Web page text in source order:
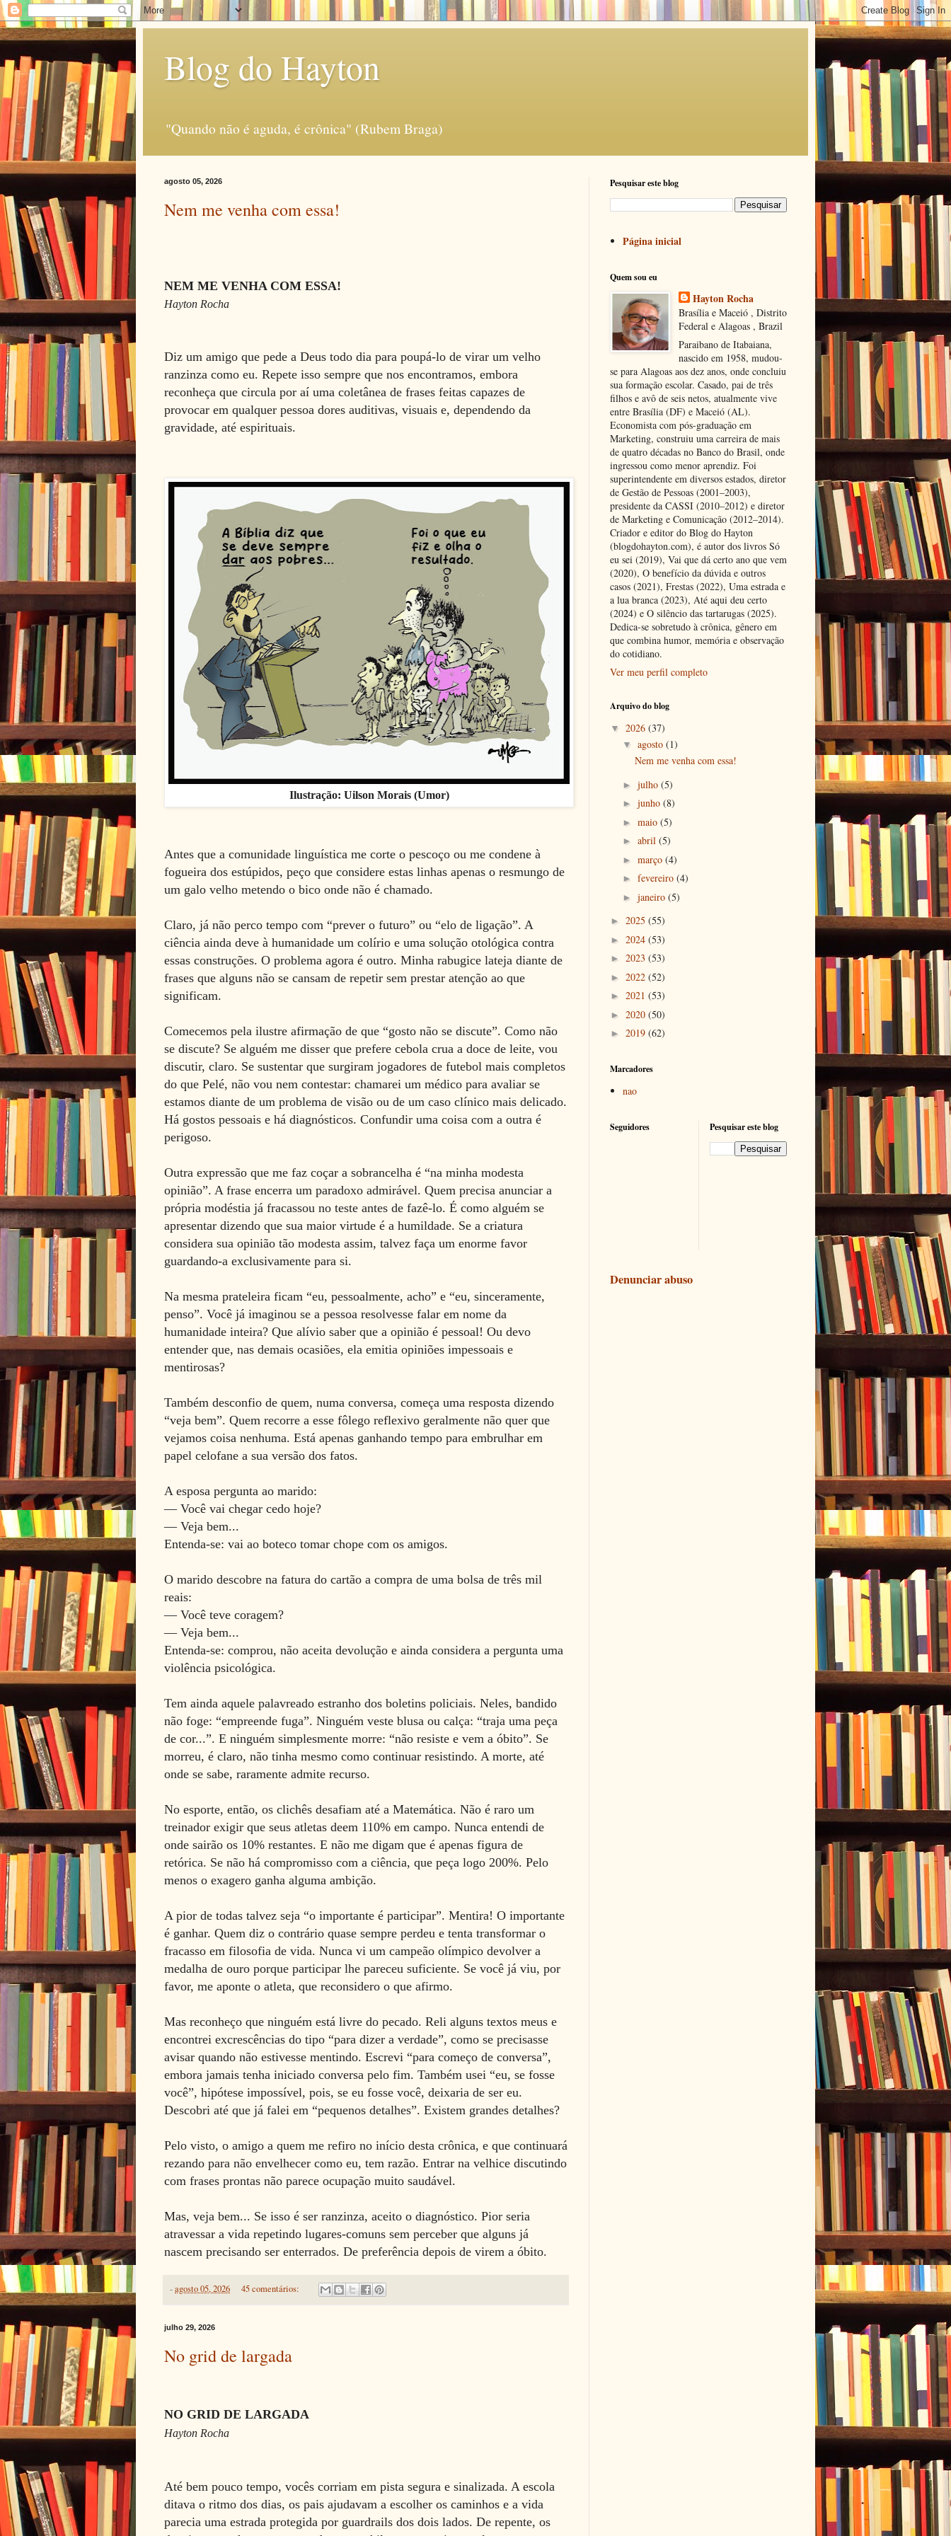
Blog do Hayton
"Quando não é aguda, é crônica" (Rubem Braga)
agosto 05, 2026
Nem me venha com essa!
NEM ME VENHA COM ESSA!
Hayton Rocha
Diz um amigo que pede a Deus todo dia para poupá-lo de virar um velho
ranzinza como eu. Repete isso sempre que nos encontramos, embora
reconheça que circula por aí uma coletânea de frases feitas capazes de
provocar em qualquer pessoa dores auditivas, visuais e, dependendo da
gravidade, até espirituais.
Ilustração: Uilson Morais (Umor)
Antes que a comunidade linguística me corte o pescoço ou me condene à
fogueira dos estúpidos, peço que considere estas linhas apenas o resmungo de
um galo velho metendo o bico onde não é chamado.
Claro, já não perco tempo com “prever o futuro” ou “elo de ligação”. A
ciência ainda deve à humanidade um colírio e uma solução otológica contra
essas construções. O problema agora é outro. Minha rabugice lateja diante de
frases que alguns não se cansam de repetir sem prestar atenção ao que
significam.
Comecemos pela ilustre afirmação de que “gosto não se discute”. Como não
se discute? Se alguém me disser que prefere cebola crua a doce de leite, vou
discutir, claro. Se sustentar que surgiram jogadores de futebol mais completos
do que Pelé, não vou nem contestar: chamarei um médico para avaliar se
estamos diante de um problema de visão ou de um caso clínico mais delicado.
Há gostos pessoais e há diagnósticos. Confundir uma coisa com a outra é
perigoso.
Outra expressão que me faz coçar a sobrancelha é “na minha modesta
opinião”. A frase encerra um paradoxo admirável. Quem precisa anunciar a
própria modéstia já fracassou no teste antes de fazê-lo. É como alguém se
apresentar dizendo que sua maior virtude é a humildade. Se a criatura
considera sua opinião tão modesta assim, talvez faça um enorme favor
guardando-a exclusivamente para si.
Na mesma prateleira ficam “eu, pessoalmente, acho” e “eu, sinceramente,
penso”. Você já imaginou se a pessoa resolvesse falar em nome da
humanidade inteira? Que alívio saber que a opinião é pessoal! Ou devo
entender que, nas demais ocasiões, ela emitia opiniões impessoais e
mentirosas?
Também desconfio de quem, numa conversa, começa uma resposta dizendo
“veja bem”. Quem recorre a esse fôlego reflexivo geralmente não quer que
vejamos coisa nenhuma. Está apenas ganhando tempo para embrulhar em
papel celofane a sua versão dos fatos.
A esposa pergunta ao marido:
— Você vai chegar cedo hoje?
— Veja bem...
Entenda-se: vai ao boteco tomar chope com os amigos.
O marido descobre na fatura do cartão a compra de uma bolsa de três mil
reais:
— Você teve coragem?
— Veja bem...
Entenda-se: comprou, não aceita devolução e ainda considera a pergunta uma
violência psicológica.
Tem ainda aquele palavreado estranho dos boletins policiais. Neles, bandido
não foge: “empreende fuga”. Ninguém veste blusa ou calça: “traja uma peça
de cor...”. E ninguém simplesmente morre: “não resiste e vem a óbito”. Se
morreu, é claro, não tinha mesmo como continuar resistindo. A morte, até
onde se sabe, raramente admite recurso.
No esporte, então, os clichês desafiam até a Matemática. Não é raro um
treinador exigir que seus atletas deem 110% em campo. Nunca entendi de
onde sairão os 10% restantes. E não me digam que é apenas figura de
retórica. Se não há compromisso com a ciência, que peça logo 200%. Pelo
menos o exagero ganha alguma ambição.
A pior de todas talvez seja “o importante é participar”. Mentira! O importante
é ganhar. Quem diz o contrário quase sempre perdeu e tenta transformar o
fracasso em filosofia de vida. Nunca vi um campeão olímpico devolver a
medalha de ouro porque participar lhe pareceu suficiente. Se você já viu, por
favor, me aponte o atleta, que reconsidero o que afirmo.
Mas reconheço que ninguém está livre do pecado. Reli alguns textos meus e
encontrei excrescências do tipo “para dizer a verdade”, como se precisasse
avisar quando não estivesse mentindo. Escrevi “para começo de conversa”,
embora jamais tenha iniciado conversa pelo fim. Também usei “eu, se fosse
você”, hipótese impossível, pois, se eu fosse você, deixaria de ser eu.
Descobri até que já falei em “pequenos detalhes”. Existem grandes detalhes?
Pelo visto, o amigo a quem me refiro no início desta crônica, e que continuará
rezando para não envelhecer como eu, tem razão. Entrar na velhice discutindo
com frases prontas não parece ocupação muito saudável.
Mas, veja bem... Se isso é ser ranzinza, aceito o diagnóstico. Pior seria
atravessar a vida repetindo lugares-comuns sem perceber que alguns já
nascem precisando ser enterrados. De preferência depois de virem a óbito.
-agosto 05, 2026 45 comentários:
julho 29, 2026
No grid de largada
NO GRID DE LARGADA
Hayton Rocha
Até bem pouco tempo, vocês corriam em pista segura e sinalizada. A escola
ditava o ritmo dos dias, os pais ajudavam a escolher os caminhos e a vida
parecia uma estrada protegida por guardrails dos dois lados. De repente, os
Pesquisar este blog
Página inicial
Quem sou eu
Hayton Rocha
Brasília e Maceió , Distrito
Federal e Alagoas , Brazil
Paraibano de Itabaiana,
nascido em 1958, mudou-
se para Alagoas aos dez anos, onde concluiu
sua formação escolar. Casado, pai de três
filhos e avô de seis netos, atualmente vive
entre Brasília (DF) e Maceió (AL).
Economista com pós-graduação em
Marketing, construiu uma carreira de mais
de quatro décadas no Banco do Brasil, onde
ingressou como menor aprendiz. Foi
superintendente em diversos estados, diretor
de Gestão de Pessoas (2001–2003),
presidente da CASSI (2010–2012) e diretor
de Marketing e Comunicação (2012–2014).
Criador e editor do Blog do Hayton
(blogdohayton.com), é autor dos livros Só
eu sei (2019), Vai que dá certo ano que vem
(2020), O benefício da dúvida e outros
casos (2021), Frestas (2022), Uma estrada e
a lua branca (2023), Até aqui deu certo
(2024) e O silêncio das tartarugas (2025).
Dedica-se sobretudo à crônica, gênero em
que combina humor, memória e observação
do cotidiano.
Ver meu perfil completo
Arquivo do blog
▼ 2026 (37)
▼ agosto (1)
Nem me venha com essa!
► julho (5)
► junho (8)
► maio (5)
► abril (5)
► março (4)
► fevereiro (4)
► janeiro (5)
► 2025 (55)
► 2024 (53)
► 2023 (53)
► 2022 (52)
► 2021 (53)
► 2020 (50)
► 2019 (62)
Marcadores
nao
Seguidores Pesquisar este blog
Denunciar abuso